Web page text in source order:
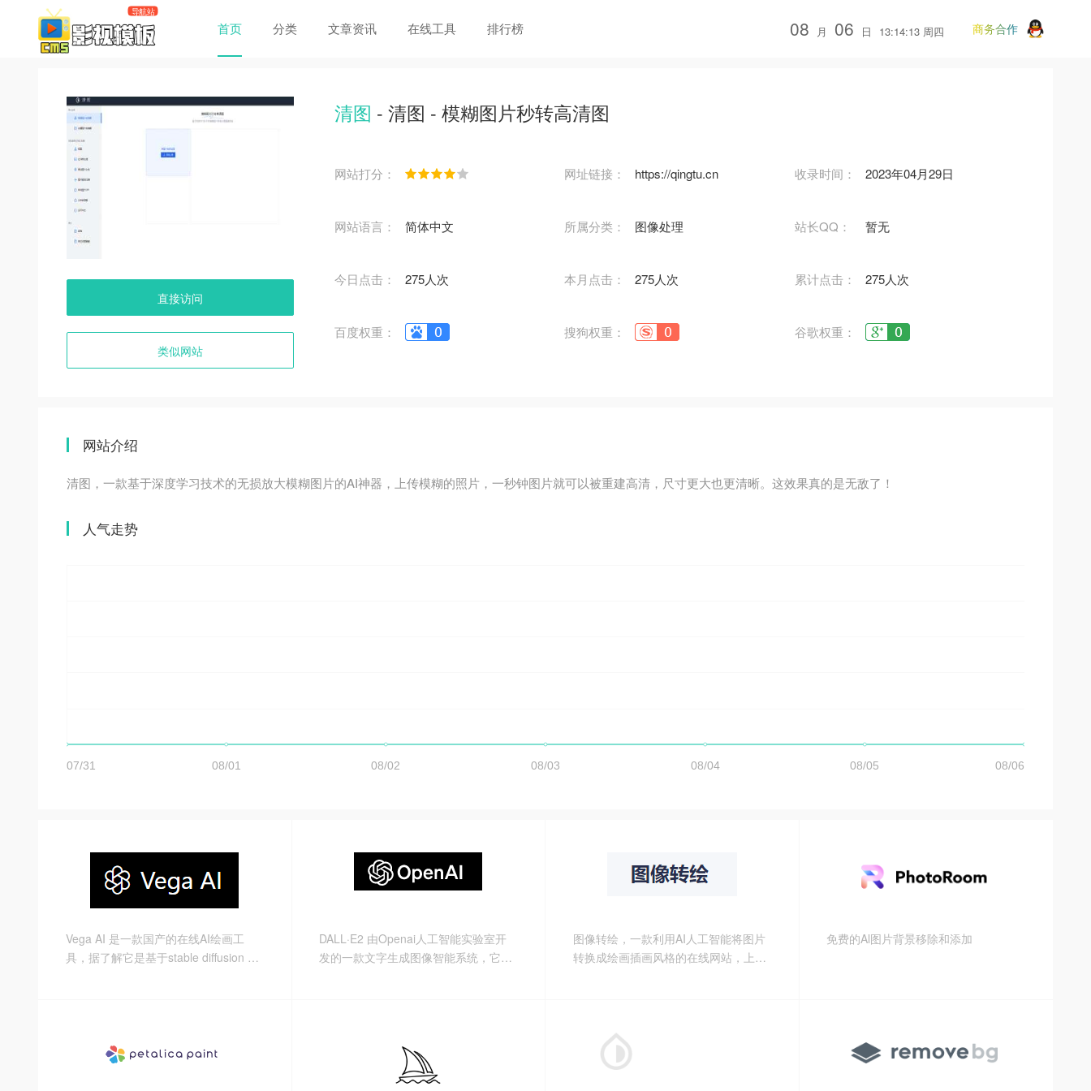
首页 分类 文章资讯 在线工具 排行榜 08 月 06 日 13:14:13 周四 商务合作
直接访问
类似网站
清图 - 清图 - 模糊图片秒转高清图
网站打分： 网址链接： https://qingtu.cn 收录时间： 2023年04月29日
网站语言： 简体中文 所属分类： 图像处理 站长QQ： 暂无
今日点击： 275人次 本月点击： 275人次 累计点击： 275人次
百度权重： 搜狗权重： 谷歌权重：
网站介绍
清图，一款基于深度学习技术的无损放大模糊图片的AI神器，上传模糊的照片，一秒钟图片就可以被重建高清，尺寸更大也更清晰。这效果真的是无敌了！
人气走势
Vega AI 是一款国产的在线AI绘画工
具，据了解它是基于stable diffusion 二
DALL·E2 由Openai人工智能实验室开
发的一款文字生成图像智能系统，它可
图像转绘，一款利用AI人工智能将图片
转换成绘画插画风格的在线网站，上传
免费的Al图片背景移除和添加